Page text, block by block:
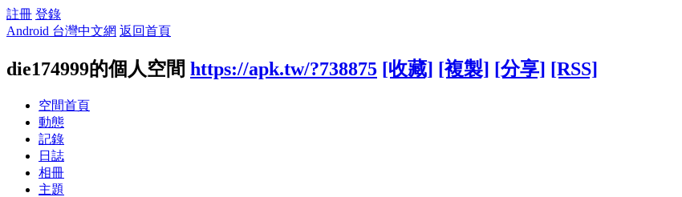
註冊 登錄
Android 台灣中文網 返回首頁
die174999的個人空間 https://apk.tw/?738875 [收藏] [複製] [分享] [RSS]
空間首頁
動態
記錄
日誌
相冊
主題